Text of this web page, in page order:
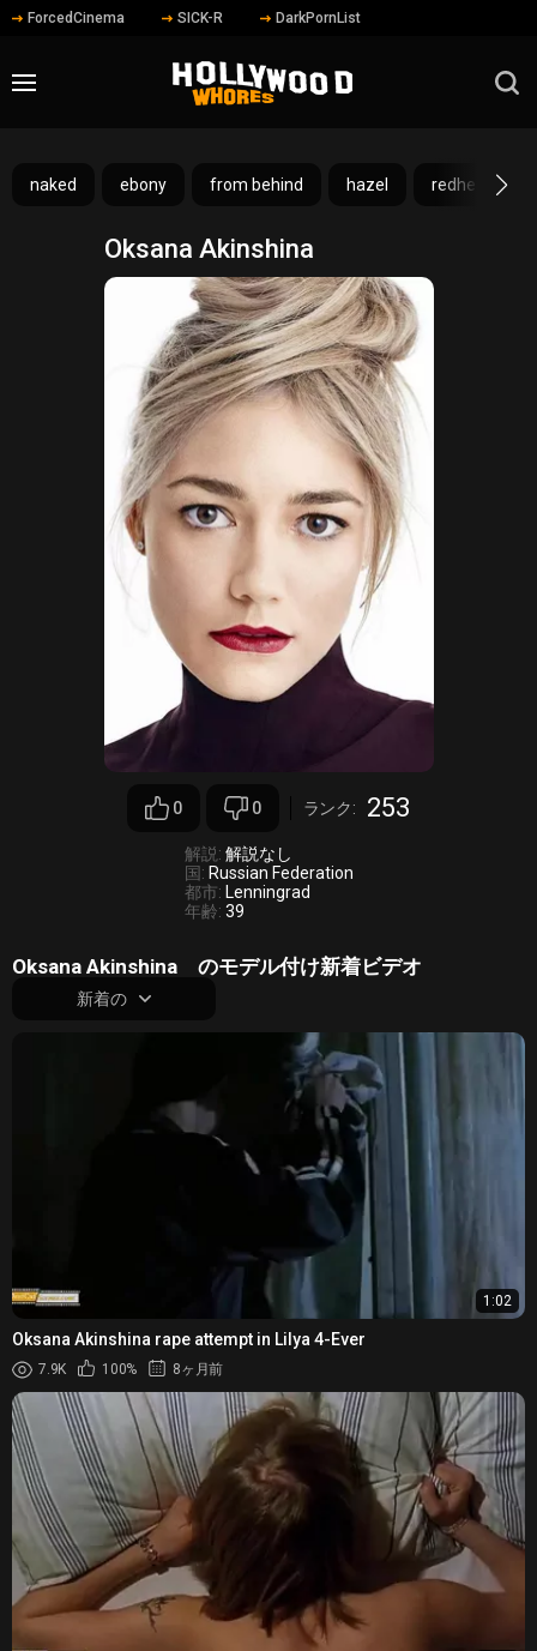
ForcedCinema SICK-R DarkPornList
naked ebony from behind hazel redhead
Oksana Akinshina
0 0 ランク: 253
解説: 解説なし
国: Russian Federation
都市: Lenningrad
年齢: 39
Oksana Akinshina のモデル付け新着ビデオ
新着の
1:02
Oksana Akinshina rape attempt in Lilya 4-Ever
7.9K 100% 8ヶ月前